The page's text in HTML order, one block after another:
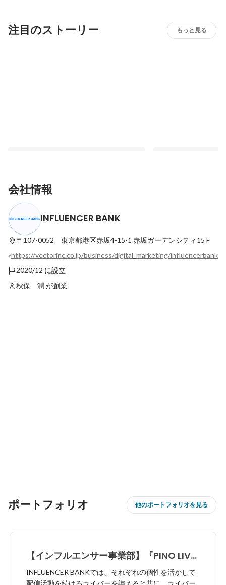
注目のストーリー もっと見る
激動の新卒～転職活動！INFLUENCER
BANKで叶えるやりがい×職場環境のベスト
バランス｜【INFLUENCER BANK社員イ
最新順で表示
やってみた！
最新順で表示
会社情報
INFLUENCER BANK
〒107-0052 東京都港区赤坂4-15-1 赤坂ガーデンシティ15 F
https://vectorinc.co.jp/business/digital_marketing/influencerbank
2020/12 に設立
秋保 潤 が創業
ポートフォリオ 他のポートフォリオを見る
【インフルエンサー事業部】『PINO LIVE
CEREMONY2022』開催決定！
INFLUENCER BANKでは、それぞれの個性を活かして